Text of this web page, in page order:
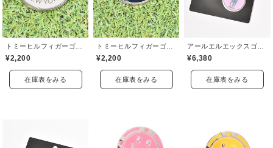
¥2,200
在庫表をみる
¥2,200
在庫表をみる
¥6,380
在庫表をみる